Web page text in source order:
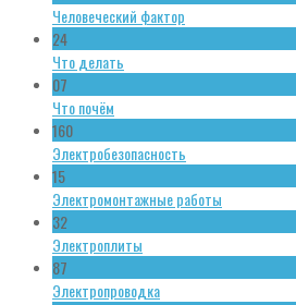
Человеческий фактор
24
Что делать
07
Что почём
160
Электробезопасность
15
Электромонтажные работы
32
Электроплиты
87
Электропроводка